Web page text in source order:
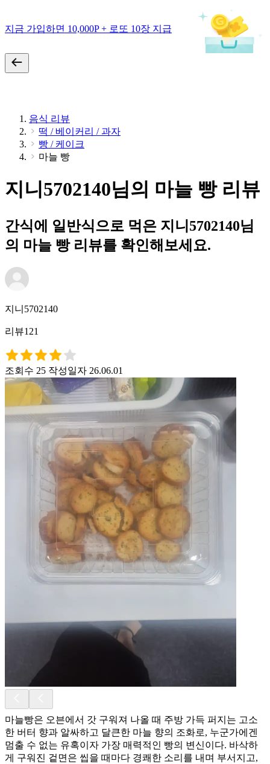
지금 가입하면 10,000P + 로또 10장 지급
음식 리뷰
떡 / 베이커리 / 과자
빵 / 케이크
마늘 빵
지니5702140님의 마늘 빵 리뷰
간식에 일반식으로 먹은 지니5702140님
의 마늘 빵 리뷰를 확인해보세요.
지니5702140
리뷰121
조회수 25 작성일자 26.06.01
마늘빵은 오븐에서 갓 구워져 나올 때 주방 가득 퍼지는 고소
한 버터 향과 알싸하고 달큰한 마늘 향의 조화로, 누군가에겐
멈출 수 없는 유혹이자 가장 매력적인 빵의 변신이다. 바삭하
게 구워진 겉면은 씹을 때마다 경쾌한 소리를 내며 부서지고,